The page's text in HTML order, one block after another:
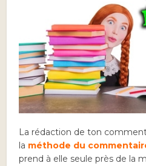
La rédaction de ton
la méthode du
prend à elle seule près de la